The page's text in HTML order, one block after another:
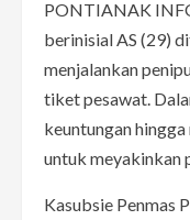
PONTIANAK
berinisial AS (29)
menjalankan
tiket pesawat.
keuntungan
untuk meyakinkan
Kasubsie Penmas